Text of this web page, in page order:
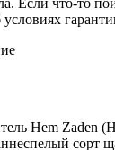
Hem Zaden
сорт